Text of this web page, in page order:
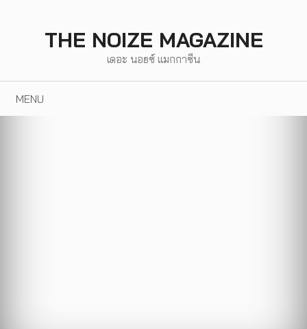
THE NOIZE MAGAZINE
เดอะ นอยซ์ แมกกาซีน
MENU